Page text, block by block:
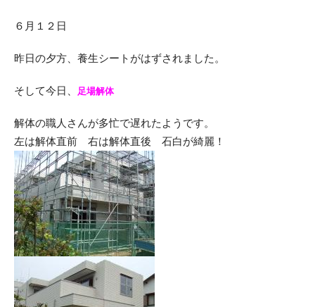
６月１２日
昨日の夕方、養生シートがはずされました。
そして今日、 足場解体
解体の職人さんが多忙で遅れたようです。
左は解体直前 右は解体直後 石白が綺麗！